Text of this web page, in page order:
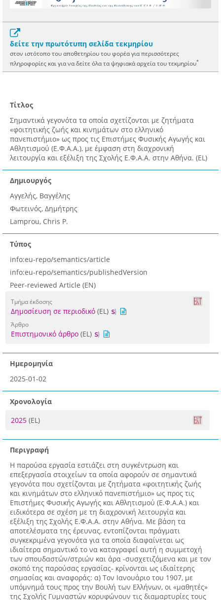
δείτε την πρωτότυπη σελίδα τεκμηρίου
στον ιστότοπο του αποθετηρίου του φορέα για περισσότερες
πληροφορίες και για να δείτε όλα τα ψηφιακά αρχεία του τεκμηρίου*
Τίτλος
Σημαντικά γεγονότα τα οποία σχετίζονται με ζητήματα
«φοιτητικής ζωής και κινημάτων στο ελληνικό
πανεπιστήμιο» ως προς τις Επιστήμες Φυσικής Αγωγής και
Αθλητισμού (Ε.Φ.Α.Α.), με έμφαση στη διαχρονική
λειτουργία και εξέλιξη της Σχολής Ε.Φ.Α.Α. στην Αθήνα. (EL)
Δημιουργός
Αγγελής, Βαγγέλης
Φωτεινός, Δημήτρης
Lamprou, Chris P.
Τύπος
info:eu-repo/semantics/article
info:eu-repo/semantics/publishedVersion
Peer-reviewed Article (EN)
Τμήμα έκδοσης
Δημοσίευση σε περιοδικό (EL)
Άρθρο
Επιστημονικό άρθρο (EL)
Ημερομηνία
2025-01-02
Χρονολογία
2025 (EL)
Περιγραφή
Η παρούσα εργασία εστιάζει στη συγκέντρωση και
επεξεργασία στοιχείων τα οποία αφορούν σε σημαντικά
γεγονότα που σχετίζονται με ζητήματα «φοιτητικής ζωής
και κινημάτων στο ελληνικό πανεπιστήμιο» ως προς τις
Επιστήμες Φυσικής Αγωγής και Αθλητισμού (Ε.Φ.Α.Α.) και
ειδικότερα σε σχέση με τη διαχρονική λειτουργία και
εξέλιξη της Σχολής Ε.Φ.Α.Α. στην Αθήνα. Με βάση τα
αποτελέσματα της έρευνας, εντοπίζονται πράγματι
συγκεκριμένα γεγονότα για τα οποία διαφαίνεται ως
ιδιαίτερα σημαντικό το να καταγραφεί αυτή η συμμετοχή
των σπουδαστών/στριών και άρα -συσχετιζόμενα και με τον
σκοπό της παρούσας εργασίας- κρίνονται ως ιδιαίτερης
σημασίας και αναφοράς: α) Τον Ιανουάριο του 1907, με
υπόμνημά τους προς την Βουλή των Ελλήνων, οι «μαθητές»
της Σχολής Γυμναστών κορυφώνουν τις διαμαρτυρίες τους